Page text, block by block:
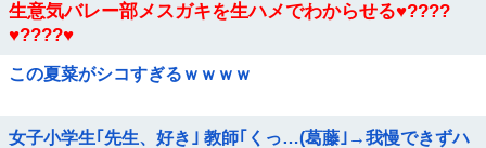
生意気バレー部メスガキを生ハメでわからせる♥️????
♥️????♥️
この夏菜がシコすぎるｗｗｗｗ
女子小学生｢先生、好き｣ 教師｢くっ…(葛藤｣→我慢できずハ